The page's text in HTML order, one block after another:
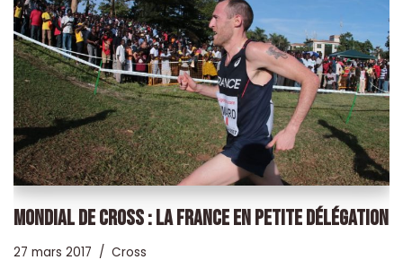
MONDIAL DE CROSS : LA FRANCE EN PETITE DÉLÉGATION
27 mars 2017 Cross